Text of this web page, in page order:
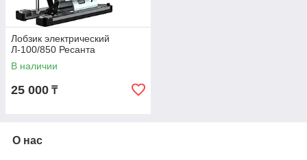
Лобзик электрический
Л-100/850 Ресанта
В наличии
25 000 ₸
О нас